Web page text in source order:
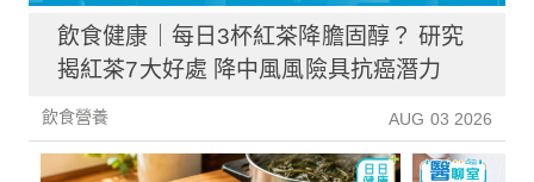
飲食健康｜每日3杯紅茶降膽固醇？ 研究
揭紅茶7大好處 降中風風險具抗癌潛力
飲食營養 AUG 03 2026